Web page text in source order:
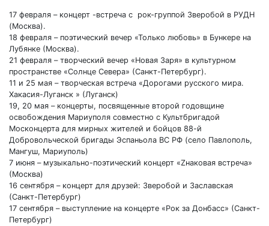
17 февраля – концерт -встреча с рок-группой Зверобой в РУДН
(Москва).
18 февраля – поэтический вечер «Только любовь» в Бункере на
Лубянке (Москва).
21 февраля – творческий вечер «Новая Заря» в культурном
пространстве «Солнце Севера» (Санкт-Петербург).
11 и 25 мая – творческая встреча «Дорогами русского мира.
Хакасия-Луганск » (Луганск)
19, 20 мая – концерты, посвященные второй годовщине
освобождения Мариуполя совместно с Культбригадой
Москонцерта для мирных жителей и бойцов 88-й
Добровольческой бригады Эспаньола ВС РФ (село Павлополь,
Мангуш, Мариуполь)
7 июня – музыкально-поэтический концерт «Zнаковая встреча»
(Москва)
16 сентября – концерт для друзей: Зверобой и Заславская
(Санкт-Петербург)
17 сентября – выступление на концерте «Рок за Донбасс» (Санкт-
Петербург)